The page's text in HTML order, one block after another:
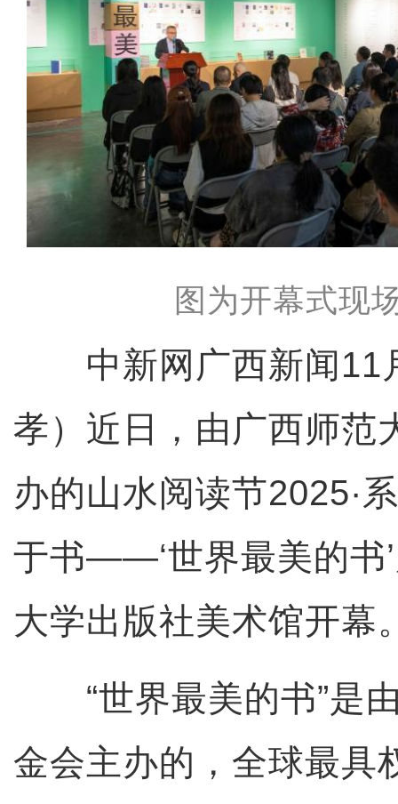
图为开幕式现
中新网广西新闻11
孝）近日，由广西师范
办的山水阅读节2025·
于书——‘世界最美的书
大学出版社美术馆开幕
“世界最美的书”是
金会主办的，全球最具